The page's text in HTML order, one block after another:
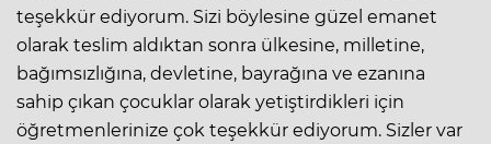
teşekkür ediyorum. Sizi böylesine güzel emanet
olarak teslim aldıktan sonra ülkesine, milletine,
bağımsızlığına, devletine, bayrağına ve ezanına
sahip çıkan çocuklar olarak yetiştirdikleri için
öğretmenlerinize çok teşekkür ediyorum. Sizler var